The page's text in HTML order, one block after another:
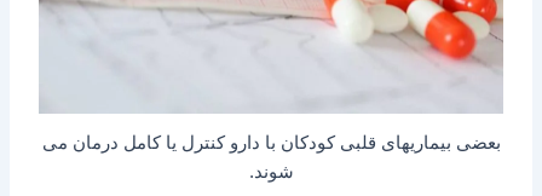
بعضی بیماریهای قلبی کودکان با دارو کنترل یا کامل درمان می
شوند.